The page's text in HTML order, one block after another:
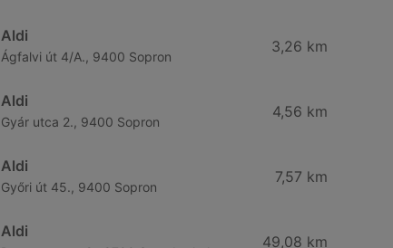
Aldi
Ágfalvi út 4/A., 9400 Sopron
3,26 km
Aldi
Gyár utca 2., 9400 Sopron
4,56 km
Aldi
Győri út 45., 9400 Sopron
7,57 km
Aldi
49,08 km